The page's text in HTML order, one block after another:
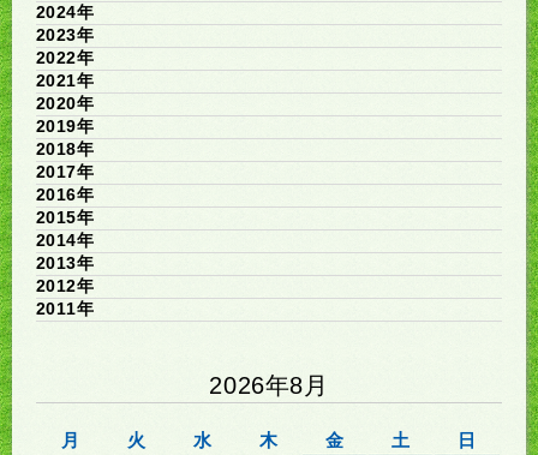
2024年
2023年
2022年
2021年
2020年
2019年
2018年
2017年
2016年
2015年
2014年
2013年
2012年
2011年
2026年8月
月 火 水 木 金 土
日